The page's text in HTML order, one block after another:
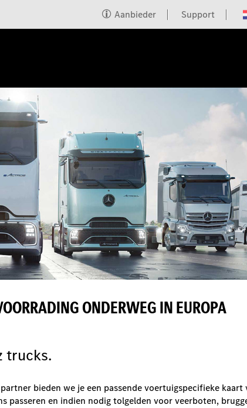
Aanbieder Support
ONDERWEG IN EUROPA
trucks.
bieden we je een passende voertuigspecifieke
en indien nodig tolgelden voor veerboten,